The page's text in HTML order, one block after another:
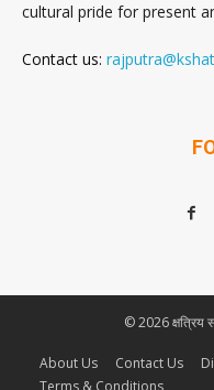
cultural pride for present
Contact us:
© 2026
About Us Contact Us